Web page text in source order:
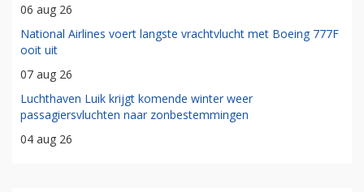
06 aug 26
National Airlines voert langste vrachtvlucht met Boeing 777F
ooit uit
07 aug 26
Luchthaven Luik krijgt komende winter weer
passagiersvluchten naar zonbestemmingen
04 aug 26